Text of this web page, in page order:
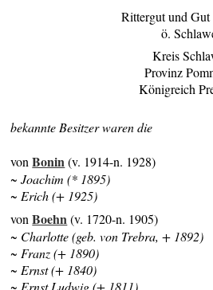
Rittergut und
ö.
Kreis
Provinz
Königreich
bekannte Besitzer waren die
vonBonin(v. 1914-n. 1928)
~ Joachim (* 1895)
~ Erich (+ 1925)
vonBoehn(v. 1720-n. 1905)
~ Charlotte (geb. von Trebra, + 1892)
~ Franz (+ 1890)
~ Ernst (+ 1840)
~ Ernst Ludwig (+ 1811)